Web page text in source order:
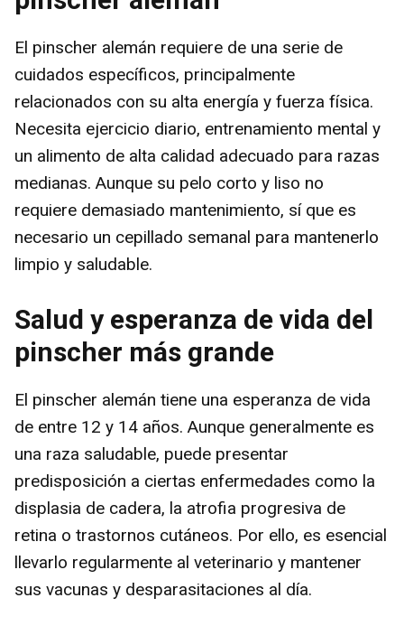
El pinscher alemán requiere de una serie de
cuidados específicos, principalmente
relacionados con su alta energía y fuerza física.
Necesita ejercicio diario, entrenamiento mental y
un alimento de alta calidad adecuado para razas
medianas. Aunque su pelo corto y liso no
requiere demasiado mantenimiento, sí que es
necesario un cepillado semanal para mantenerlo
limpio y saludable.
Salud y esperanza de vida del
pinscher más grande
El pinscher alemán tiene una esperanza de vida
de entre 12 y 14 años. Aunque generalmente es
una raza saludable, puede presentar
predisposición a ciertas enfermedades como la
displasia de cadera, la atrofia progresiva de
retina o trastornos cutáneos. Por ello, es esencial
llevarlo regularmente al veterinario y mantener
sus vacunas y desparasitaciones al día.